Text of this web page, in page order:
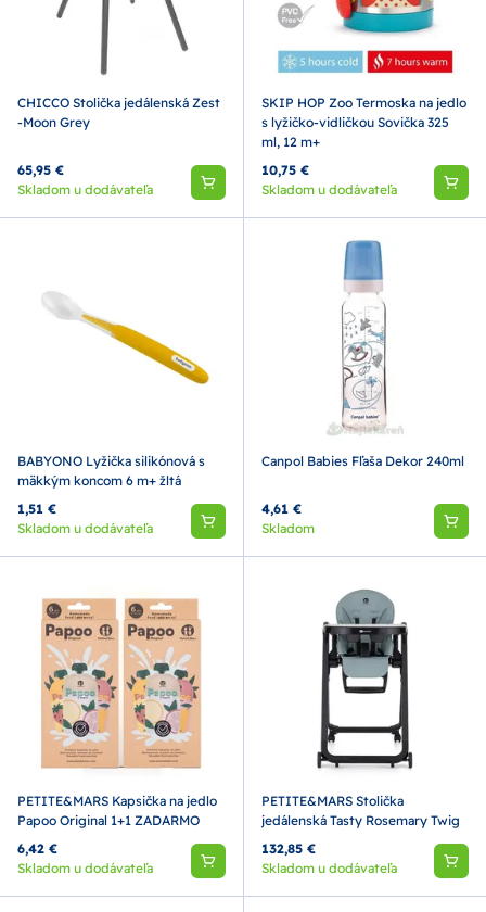
CHICCO Stolička jedálenská Zest
-Moon Grey
65,95 €
Skladom u dodávateľa
SKIP HOP Zoo Termoska na jedlo
s lyžičko-vidličkou Sovička 325
ml, 12 m+
10,75 €
Skladom u dodávateľa
BABYONO Lyžička silikónová s
mäkkým koncom 6 m+ žltá
1,51 €
Skladom u dodávateľa
Canpol Babies Fľaša Dekor 240ml
4,61 €
Skladom
PETITE&MARS Kapsička na jedlo
Papoo Original 1+1 ZADARMO
6,42 €
Skladom u dodávateľa
PETITE&MARS Stolička
jedálenská Tasty Rosemary Twig
132,85 €
Skladom u dodávateľa